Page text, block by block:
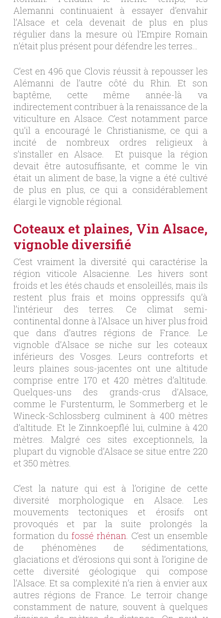
Alemanni continuaient à essayer d’envahir
l’Alsace et cela devenait de plus en plus
régulier dans la mesure où l’Empire Romain
n’était plus présent pour défendre les terres…
C’est en 496 que Clovis réussit à repousser les
Alémanni de l’autre côté du Rhin. Et son
baptême, cette même année-là va
indirectement contribuer à la renaissance de la
viticulture en Alsace. C’est notamment parce
qu’il a encouragé le Christianisme, ce qui a
incité de nombreux ordres religieux à
s’installer en Alsace. Et puisque la région
devait être autosuffisante, et comme le vin
était un aliment de base, la vigne a été cultivé
de plus en plus, ce qui a considérablement
élargi le vignoble régional.
Coteaux et plaines, Vin Alsace,
vignoble diversifié
C’est vraiment la diversité qui caractérise la
région viticole Alsacienne. Les hivers sont
froids et les étés chauds et ensoleillés, mais ils
restent plus frais et moins oppressifs qu’à
l’intérieur des terres. Ce climat semi-
continental donne à l’Alsace un hiver plus froid
que dans d’autres régions de France. Le
vignoble d’Alsace se niche sur les coteaux
inférieurs des Vosges. Leurs contreforts et
leurs plaines sous-jacentes ont une altitude
comprise entre 170 et 420 mètres d’altitude.
Quelques-uns des grands-crus d’Alsace,
comme le Furstenturm, le Sommerberg et le
Wineck-Schlossberg culminent à 400 mètres
d’altitude. Et le Zinnkoepflé lui, culmine à 420
mètres. Malgré ces sites exceptionnels, la
plupart du vignoble d’Alsace se situe entre 220
et 350 mètres.
C’est la nature qui est à l’origine de cette
diversité morphologique en Alsace. Les
mouvements tectoniques et érosifs ont
provoqués et par la suite prolongés la
formation du fossé rhénan . C’est un ensemble
de phénomènes de sédimentations,
glaciations et d’érosions qui sont à l’origine de
cette diversité géologique qui compose
l’Alsace. Et sa complexité n’a rien à envier aux
autres régions de France. Le terroir change
constamment de nature, souvent à quelques